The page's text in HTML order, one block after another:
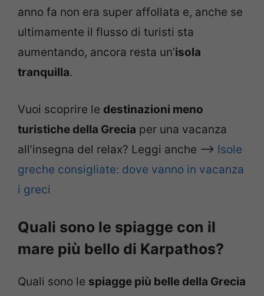
anno fa non era super affollata e, anche se
ultimamente il flusso di turisti sta
aumentando, ancora resta un’isola
tranquilla.
Vuoi scoprire le destinazioni meno
turistiche della Grecia per una vacanza
all’insegna del relax? Leggi anche –> Isole
greche consigliate: dove vanno in vacanza
i greci
Quali sono le spiagge con il
mare più bello di Karpathos?
Quali sono le spiagge più belle della Grecia